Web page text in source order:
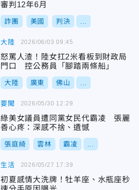
審判12年6月
詐團 美國 判決
大陸
怒罵人渣！陸女扛2米看板到財政局
門口 控公務員「腳踏兩條船」
大陸 廣東 佛山
2026/06/03 09:45
要聞
綠美女議員遭同黨女民代霸凌 張麗
善心疼：深感不捨、遺憾
張庭綺 雲林 霸凌
2026/05/30 12:29
生活
初夏感情大洗牌！牡羊座、水瓶座秒
2026/05/27 17:39